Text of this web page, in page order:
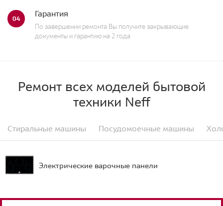
04 Гарантия
По завершении ремонта Вы получите закрывающие
документы и гарантию на 2 года
Ремонт всех моделей бытовой
техники Neff
Стиральные машины Посудомоечные машины
Электрические варочные панели